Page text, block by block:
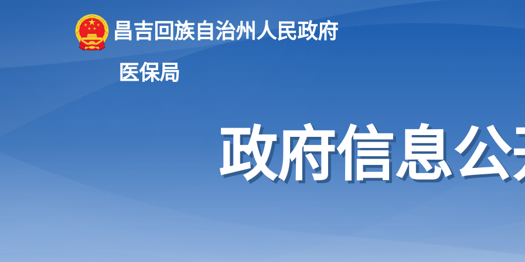
昌吉回族自治州人民政府
医保局
政府信息